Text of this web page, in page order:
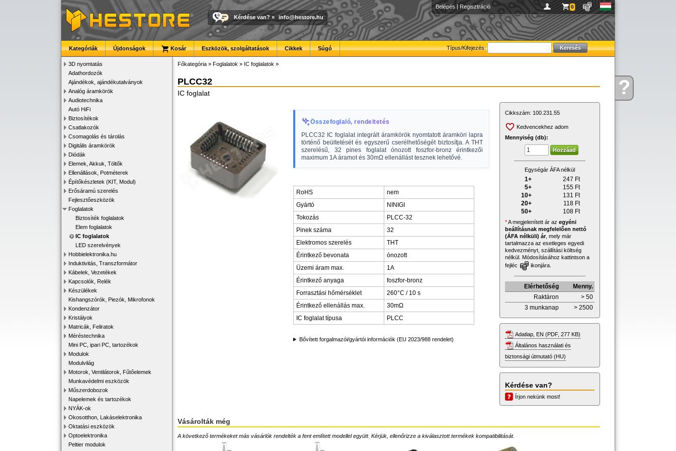
Kérdése?
Belépés | Regisztráció 0
Kérdése van? » info@hestore.hu
Típus/Kifejezés:
Kategóriák Újdonságok Kosár Eszközök, szolgáltatások Cikkek Súgó
3D nyomtatás
Adathordozók
Ajándékok, ajándékutalványok
Analóg áramkörök
Audiotechnika
Autó HiFi
Biztosítékok
Csatlakozók
Csomagolás és tárolás
Digitális áramkörök
Diódák
Elemek, Akkuk, Töltők
Ellenállások, Potméterek
Építőkészletek (KIT, Modul)
Erősáramú szerelés
Fejlesztőeszközök
Foglalatok
Biztosíték foglalatok
Elem foglalatok
IC foglalatok
LED szerelvények
Hobbielektronika.hu
Induktivitás, Transzformátor
Kábelek, Vezetékek
Kapcsolók, Relék
Készülékek
Kishangszórók, Piezók, Mikrofonok
Kondenzátor
Kristályok
Matricák, Feliratok
Méréstechnika
Mini PC, ipari PC, tartozékok
Modulok
Modulvilág
Motorok, Ventilátorok, Fűtőelemek
Munkavédelmi eszközök
Műszerdobozok
Napelemek és tartozékok
NYÁK-ok
Okosotthon, Lakáselektronika
Oktatási eszközök
Optoelektronika
Peltier modulok
Főkategória » Foglalatok » IC foglalatok »
PLCC32
IC foglalat
Összefoglaló, rendeltetés
PLCC32 IC foglalat integrált áramkörök nyomtatott áramköri lapra
történő beültetését és egyszerű cserélhetőségét biztosítja. A THT
szerelésű, 32 pines foglalat ónozott foszfor-bronz érintkezői
maximum 1A áramot és 30mΩ ellenállást tesznek lehetővé.
RoHS
nem
Gyártó
NINIGI
Tokozás
PLCC-32
Pinek száma
32
Elektromos szerelés
THT
Érintkező bevonata
ónozott
Üzemi áram max.
1A
Érintkező anyaga
foszfor-bronz
Forrasztási hőmérséklet
260°C / 10 s
Érintkező ellenállás max.
30mΩ
IC foglalat típusa
PLCC
Bővített forgalmazói/gyártói információk (EU 2023/988 rendelet)
Cikkszám: 100.231.55
Kedvencekhez adom
Mennyiség (db):
Egységár ÁFA nélkül
1+ 247 Ft
5+
155 Ft
10+
131 Ft
20+
118 Ft
50+
108 Ft
*A megjelenített ár az egyéni
beállításnak megfelelően nettó
(ÁFA nélküli) ár, mely már
tartalmazza az esetleges egyedi
kedvezményt, szállítási költség
nélkül. Módosításához kattintson a
fejléc
ikonjára.
Elérhetőség
Menny.
Raktáron
> 50
3 munkanap
> 2500
Adatlap, EN (PDF, 277 KB)
Általános használati és
biztonsági útmutató (HU)
Kérdése van?
Írjon nekünk most!
Vásárolták még
A következő termékeket más vásárlók rendelték a fent említett modellel együtt. Kérjük, ellenőrizze a kiválasztott termékek kompatibilitását.